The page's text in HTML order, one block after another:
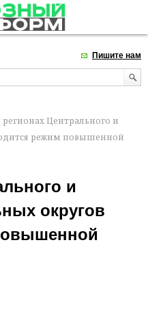
Пишите нам
регионах Центрального и
режим повышенной
и
округов